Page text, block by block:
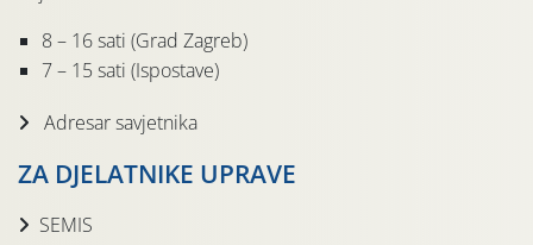
8 – 16 sati (Grad Zagreb)
7 – 15 sati (Ispostave)
Adresar savjetnika
ZA DJELATNIKE UPRAVE
SEMIS